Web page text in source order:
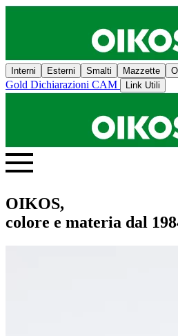
Interni Esterni Smalti Mazzette
Gold Dichiarazioni CAM Link Utili
OIKOS,
colore e materia dal